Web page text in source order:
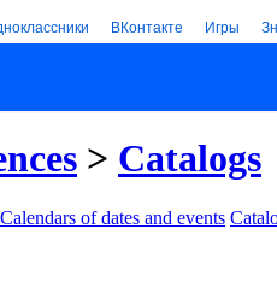
ВКонтакте Игры
> Catalogs
Calendars of dates and events